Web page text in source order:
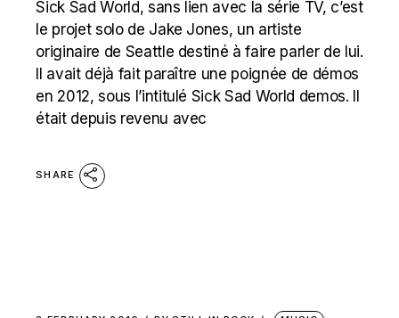
Sick Sad World, sans lien avec la série TV, c’est
le projet solo de Jake Jones, un artiste
originaire de Seattle destiné à faire parler de lui.
Il avait déjà fait paraître une poignée de démos
en 2012, sous l’intitulé Sick Sad World demos. Il
était depuis revenu avec
SHARE